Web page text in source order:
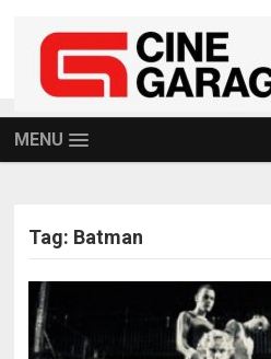
MENU
Tag: Batman
POSTS